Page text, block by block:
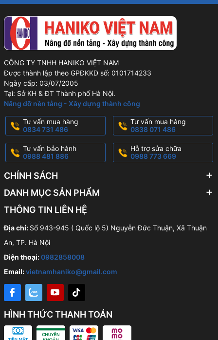
CÔNG TY TNHH HANIKO VIỆT NAM
Được thành lập theo GPĐKKD số: 0101714233
Ngày cấp: 03/07/2005
Tại: Sở KH & ĐT Thành phố Hà Nội.
Nâng đỡ nền tảng - Xây dựng thành công
Tư vấn mua hàng
0834 731 486
Tư vấn mua hàng
0838 071 486
Tư vấn bảo hành
0988 481 886
Hỗ trợ sửa chữa
0988 773 669
CHÍNH SÁCH
DANH MỤC SẢN PHẨM
THÔNG TIN LIÊN HỆ
Địa chỉ: Số 943-945 ( Quốc lộ 5) Nguyễn Đức Thuận, Xã Thuận
An, TP. Hà Nội
Điện thoại:0982858008
Email:vietnamhaniko@gmail.com
HÌNH THỨC THANH TOÁN